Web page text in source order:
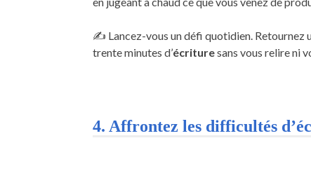
✍️ Lancez-vous un défi quotidien. Retournez
trente minutes d’écrituresans vous relire ni
4. Affrontez les difficultés